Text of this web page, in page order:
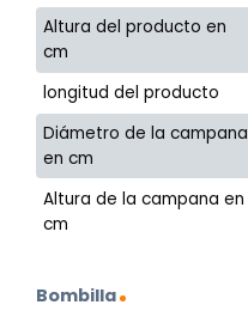
Altura del producto en
cm
longitud del producto
Diámetro de la campana
en cm
Altura de la campana en
cm
Bombilla